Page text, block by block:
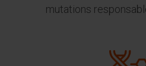
mutations